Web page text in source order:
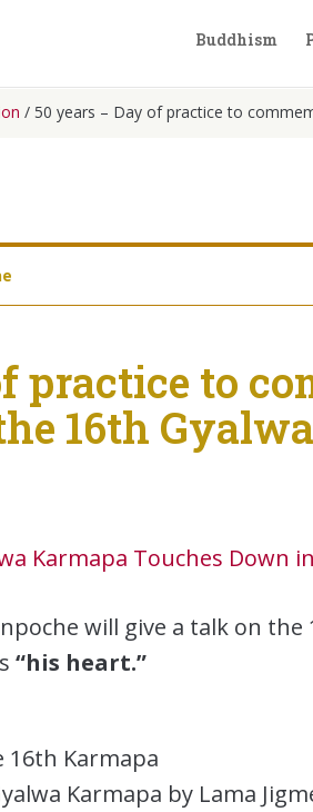
Buddhism
/50 years – Day of practice to
practice to
16th
Karmapa Touches Down
will give a talk on the
“his heart.”
16th Karmapa
Karmapa by Lama